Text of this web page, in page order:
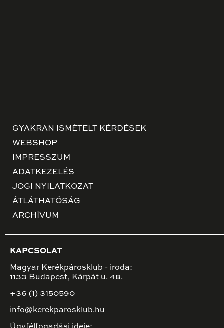
GYAKRAN ISMÉTELT KÉRDÉSEK
WEBSHOP
IMPRESSZUM
ADATKEZELÉS
JOGI NYILATKOZAT
ÁTLÁTHATÓSÁG
ARCHÍVUM
KAPCSOLAT
Magyar Kerékpárosklub - iroda:
1133 Budapest, Kárpát u. 48.
+36 (1) 3150590
info@kerekparosklub.hu